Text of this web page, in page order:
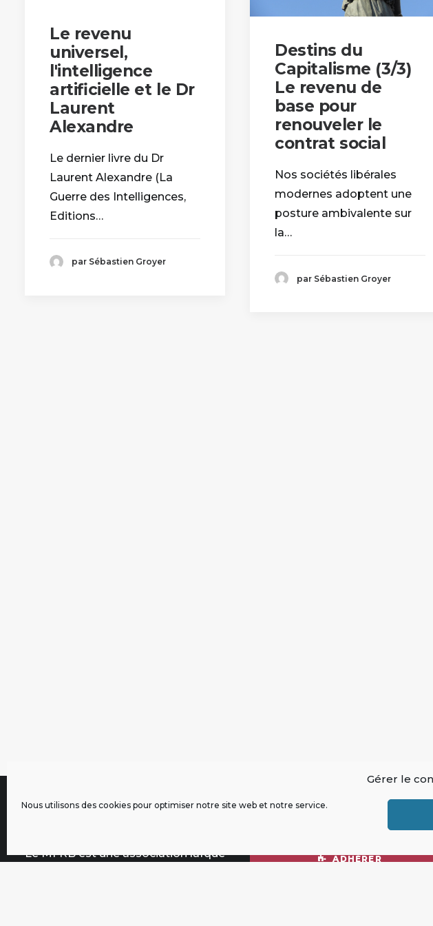
Gérer le
Nous utilisons des cookies pour optimiser notre site web et notre service.
Le revenu
universel,
l'intelligence
artificielle et le Dr
Laurent
Alexandre
Le dernier livre du Dr
Laurent Alexandre (La
Guerre des Intelligences,
Editions…
par Sébastien Groyer
Destins du
Capitalisme (3/3)
Le revenu de
base pour
renouveler le
contrat social
Nos sociétés libérales
modernes adoptent une
posture ambivalente sur
la…
par Sébastien Groyer
À propos
Le MFRB est une association laïque
Contribuer
ADHÉRER